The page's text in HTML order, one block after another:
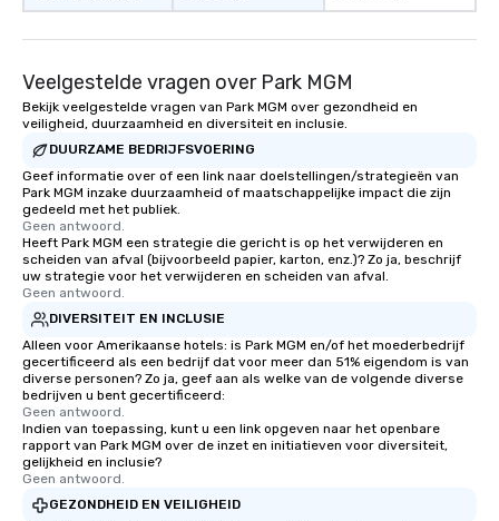
Veelgestelde vragen over Park MGM
Bekijk veelgestelde vragen van Park MGM over gezondheid en
veiligheid, duurzaamheid en diversiteit en inclusie.
DUURZAME BEDRIJFSVOERING
Geef informatie over of een link naar doelstellingen/strategieën van
Park MGM inzake duurzaamheid of maatschappelijke impact die zijn
gedeeld met het publiek.
Geen antwoord.
Heeft Park MGM een strategie die gericht is op het verwijderen en
scheiden van afval (bijvoorbeeld papier, karton, enz.)? Zo ja, beschrijf
uw strategie voor het verwijderen en scheiden van afval.
Geen antwoord.
DIVERSITEIT EN INCLUSIE
Alleen voor Amerikaanse hotels: is Park MGM en/of het moederbedrijf
gecertificeerd als een bedrijf dat voor meer dan 51% eigendom is van
diverse personen? Zo ja, geef aan als welke van de volgende diverse
bedrijven u bent gecertificeerd:
Geen antwoord.
Indien van toepassing, kunt u een link opgeven naar het openbare
rapport van Park MGM over de inzet en initiatieven voor diversiteit,
gelijkheid en inclusie?
Geen antwoord.
GEZONDHEID EN VEILIGHEID